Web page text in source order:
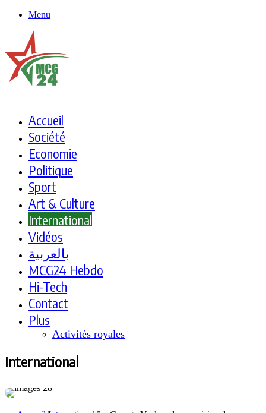
Menu
Accueil
Société
Economie
Politique
Sport
Art & Culture
International
Vidéos
بالعربية
MCG24 Hebdo
Hi-Tech
Contact
Plus
Activités royales
International